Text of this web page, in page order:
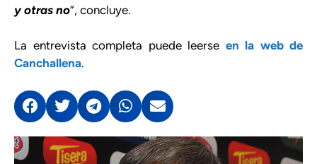
y otras no”, concluye.
La entrevista completa puede leerse en la web de
Canchallena.